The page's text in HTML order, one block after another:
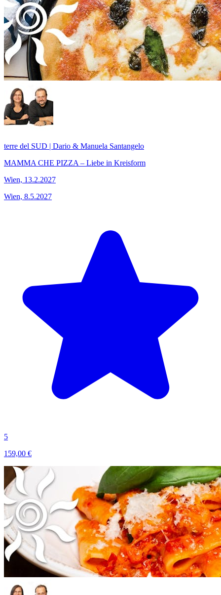
terre del SUD | Dario & Manuela Santangelo
MAMMA CHE PIZZA – Liebe in Kreisform
Wien, 13.2.2027
Wien, 8.5.2027
5
159,00 €